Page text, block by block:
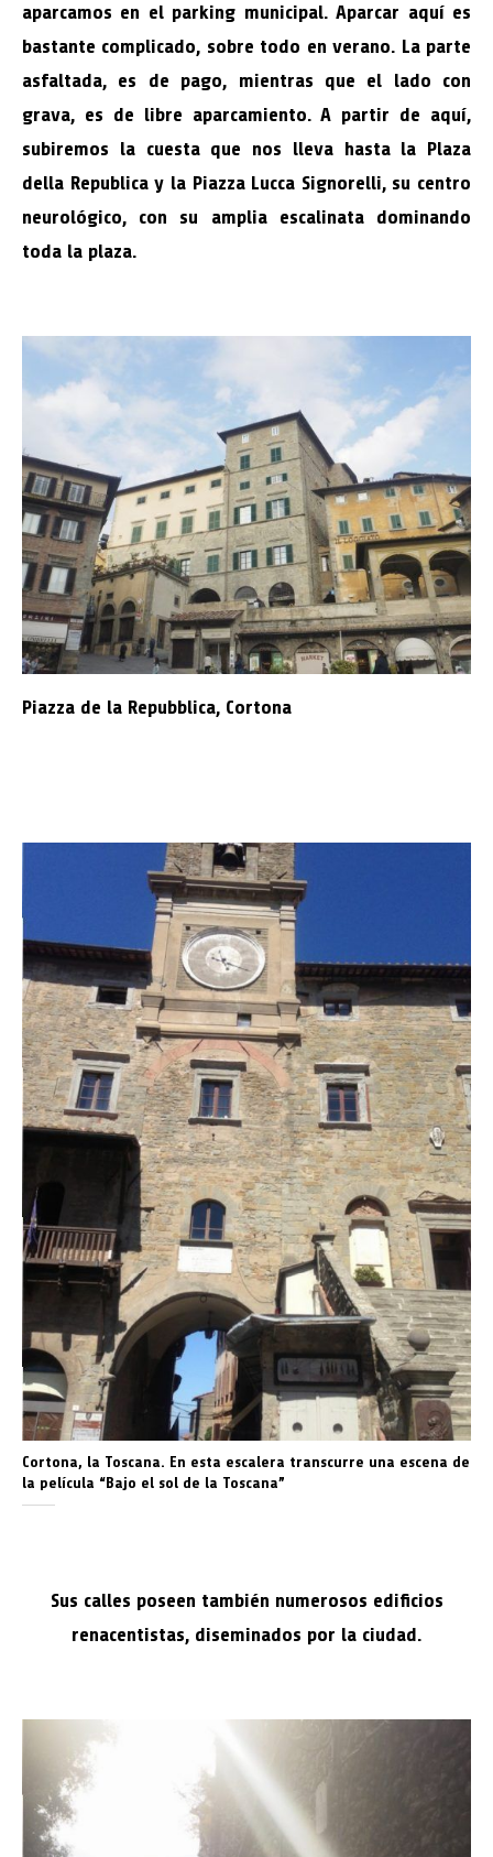
aparcamos en el parking municipal. Aparcar aquí es
bastante complicado, sobre todo en verano. La parte
asfaltada, es de pago, mientras que el lado con
grava, es de libre aparcamiento. A partir de aquí,
subiremos la cuesta que nos lleva hasta la Plaza
della Republica y la Piazza Lucca Signorelli, su centro
neurológico, con su amplia escalinata dominando
toda la plaza.
Piazza de la Repubblica, Cortona
Cortona, la Toscana. En esta escalera transcurre una escena de
la película “Bajo el sol de la Toscana”
Sus calles poseen también numerosos edificios
renacentistas, diseminados por la ciudad.